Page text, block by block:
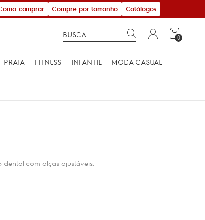
comprar Compre por tamanho Catálogos
0
PRAIA FITNESS INFANTIL MODA CASUAL
com alças ajustáveis.